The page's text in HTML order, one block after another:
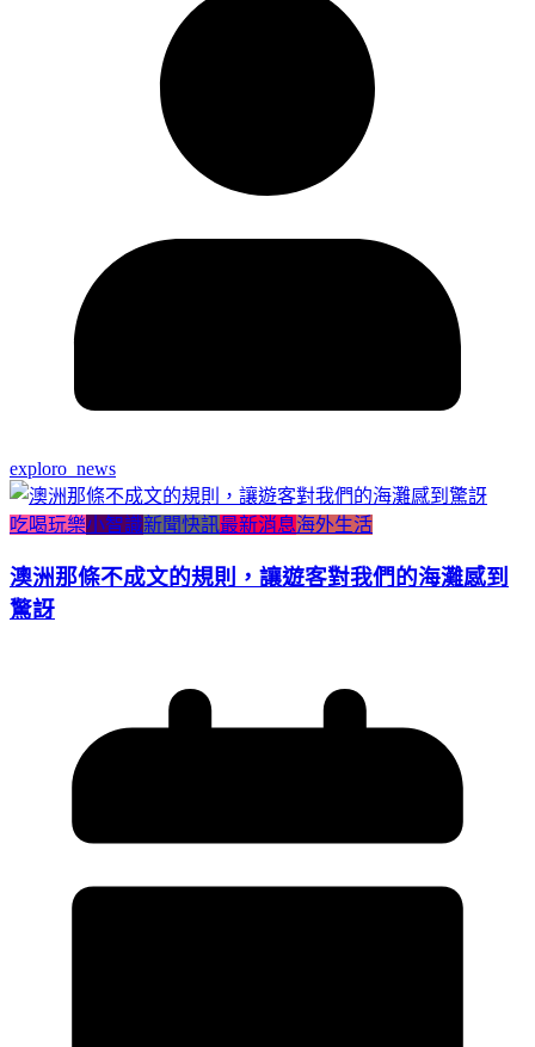
exploro_news
吃喝玩樂小智識新聞快訊最新消息海外生活
澳洲那條不成文的規則，讓遊客對我們的海灘感到
驚訝